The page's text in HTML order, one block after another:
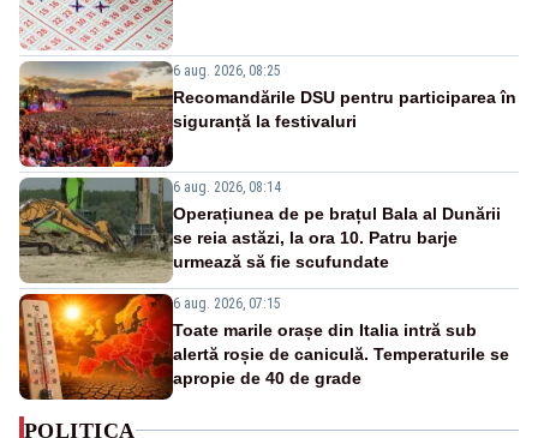
6 aug. 2026, 08:25
Recomandările DSU pentru participarea în
siguranță la festivaluri
6 aug. 2026, 08:14
Operațiunea de pe brațul Bala al Dunării
se reia astăzi, la ora 10. Patru barje
urmează să fie scufundate
6 aug. 2026, 07:15
Toate marile orașe din Italia intră sub
alertă roșie de caniculă. Temperaturile se
apropie de 40 de grade
POLITICA